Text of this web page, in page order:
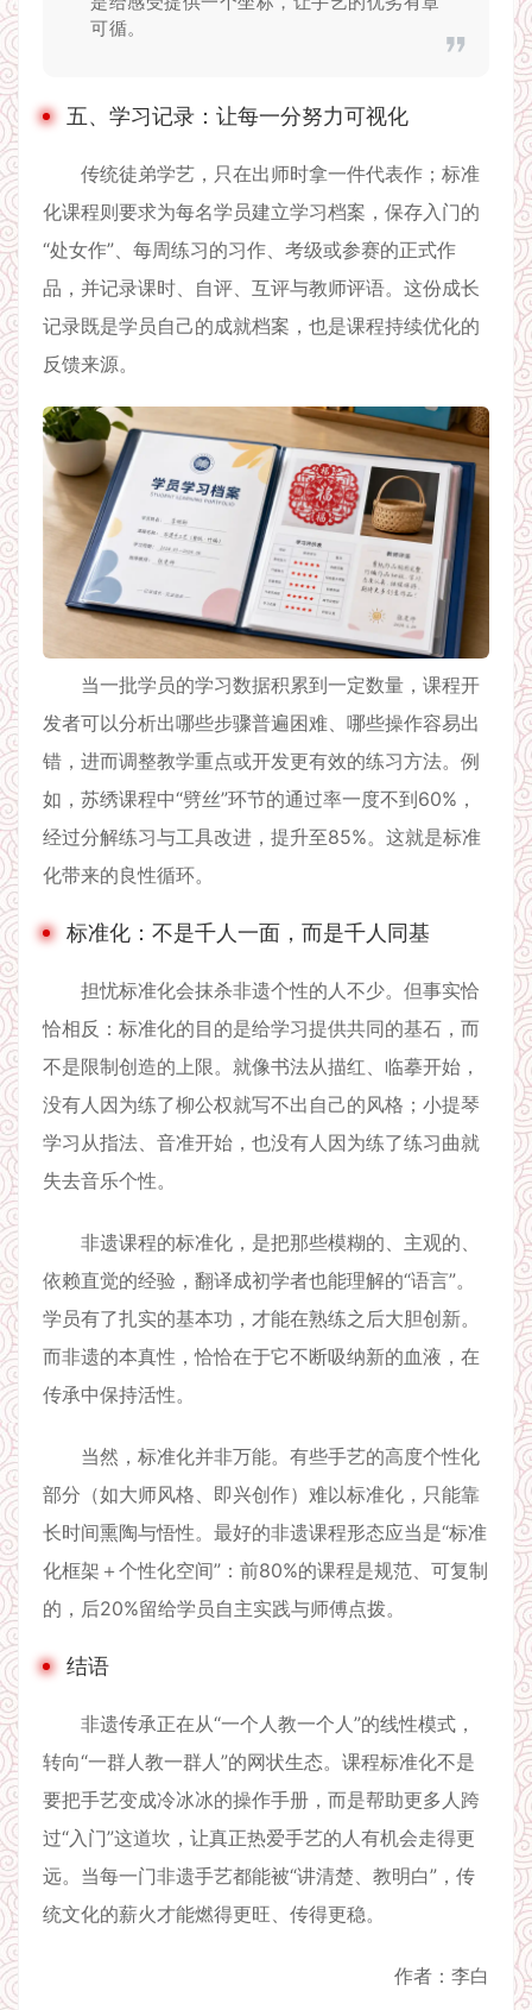
可循。
五、学习记录：让每一分努力可视化
传统徒弟学艺，只在出师时拿一件代表作；标准
化课程则要求为每名学员建立学习档案，保存入门的
“处女作”、每周练习的习作、考级或参赛的正式作
品，并记录课时、自评、互评与教师评语。这份成长
记录既是学员自己的成就档案，也是课程持续优化的
反馈来源。
当一批学员的学习数据积累到一定数量，课程开
发者可以分析出哪些步骤普遍困难、哪些操作容易出
错，进而调整教学重点或开发更有效的练习方法。例
如，苏绣课程中“劈丝”环节的通过率一度不到60%，
经过分解练习与工具改进，提升至85%。这就是标准
化带来的良性循环。
标准化：不是千人一面，而是千人同基
担忧标准化会抹杀非遗个性的人不少。但事实恰
恰相反：标准化的目的是给学习提供共同的基石，而
不是限制创造的上限。就像书法从描红、临摹开始，
没有人因为练了柳公权就写不出自己的风格；小提琴
学习从指法、音准开始，也没有人因为练了练习曲就
失去音乐个性。
非遗课程的标准化，是把那些模糊的、主观的、
依赖直觉的经验，翻译成初学者也能理解的“语言”。
学员有了扎实的基本功，才能在熟练之后大胆创新。
而非遗的本真性，恰恰在于它不断吸纳新的血液，在
传承中保持活性。
当然，标准化并非万能。有些手艺的高度个性化
部分（如大师风格、即兴创作）难以标准化，只能靠
长时间熏陶与悟性。最好的非遗课程形态应当是“标准
化框架＋个性化空间”：前80%的课程是规范、可复制
的，后20%留给学员自主实践与师傅点拨。
结语
非遗传承正在从“一个人教一个人”的线性模式，
转向“一群人教一群人”的网状生态。课程标准化不是
要把手艺变成冷冰冰的操作手册，而是帮助更多人跨
过“入门”这道坎，让真正热爱手艺的人有机会走得更
远。当每一门非遗手艺都能被“讲清楚、教明白”，传
统文化的薪火才能燃得更旺、传得更稳。
作者：李白